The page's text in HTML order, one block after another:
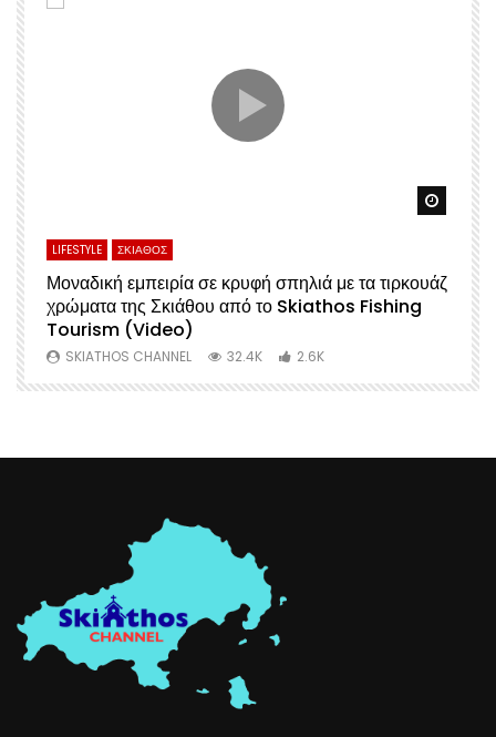
Watch Later
LIFESTYLE ΣΚΙΑΘΟΣ
Μοναδική εμπειρία σε κρυφή σπηλιά με τα τιρκουάζ
χρώματα της Σκιάθου από το Skiathos Fishing
Tourism (Video)
SKIATHOS CHANNEL 32.4K 2.6K